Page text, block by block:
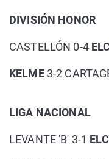
DIVISIÓN HONOR
CASTELLÓN 0-4
KELME 3-2
LIGA NACIONAL
LEVANTE 'B' 3-1